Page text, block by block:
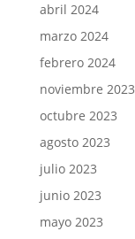
abril 2024
marzo 2024
febrero 2024
noviembre 2023
octubre 2023
agosto 2023
julio 2023
junio 2023
mayo 2023